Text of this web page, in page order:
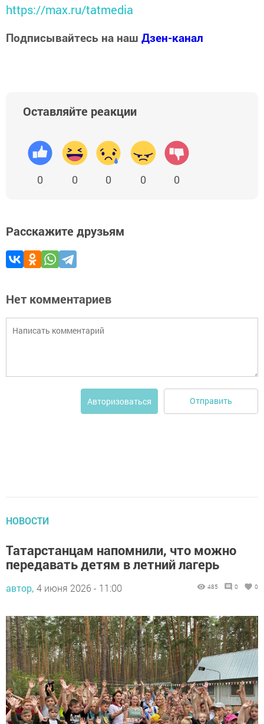
https://max.ru/tatmedia
Подписывайтесь на наш Дзен-канал
Оставляйте реакции
0 0 0 0 0
Расскажите друзьям
Нет комментариев
Авторизоваться Отправить
НОВОСТИ
Татарстанцам напомнили, что можно
передавать детям в летний лагерь
автор, 4 июня 2026 - 11:00 485 0 0